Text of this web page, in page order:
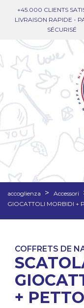
+45.000 CLIENTS
LIVRAISON RAPIDE -
SÉCURISÉ
accoglienza Accessori
GIOCATTOLI MORBIDI +
COFFRETS DE
+